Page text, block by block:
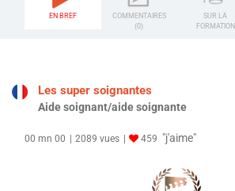
EN BREF
COMMENTAIRES
(0)
SUR LA
FORMATION
Les super soignantes
Aide soignant/aide soignante
00 mn 00 2089 vues 459 "j'aime"